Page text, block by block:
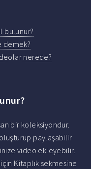
bulunur?
demek?
nerede?
bir koleksiyondur.
paylaşabilir
video ekleyebilir.
Kitaplık sekmesine